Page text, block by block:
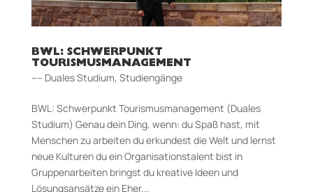
BWL: SCHWERPUNKT
TOURISMUSMANAGEMENT
–– Duales Studium, Studiengänge
BWL: Schwerpunkt Tourismusmanagement (Duales
Studium) Genau dein Ding, wenn: du Spaß hast, mit
Menschen zu arbeiten du erkundest die Welt und lernst
neue Kulturen du ein Organisationstalent bist in
Gruppenarbeiten bringst du kreative Ideen und
Lösungsansätze ein Eher...